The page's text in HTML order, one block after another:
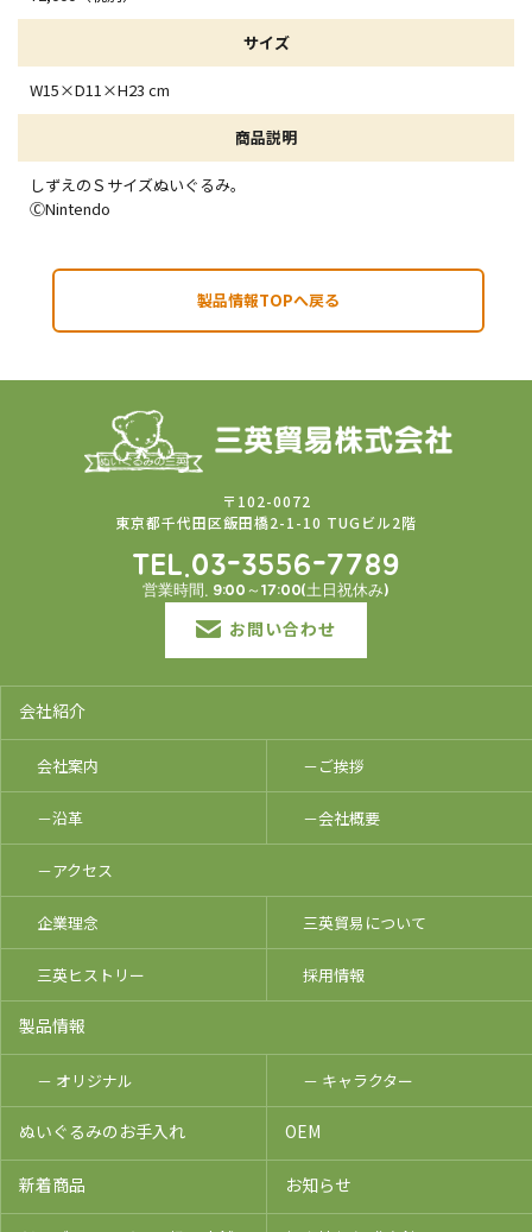
サイズ
W15×D11×H23 cm
商品説明
しずえのＳサイズぬいぐるみ。
ⒸNintendo
製品情報TOPへ戻る
〒102-0072
東京都千代田区飯田橋2-1-10 TUGビル2階
TEL.03-3556-7789
営業時間. 9:00～17:00(土日祝休み)
お問い合わせ
会社紹介
会社案内 －ご挨拶
－沿革 －会社概要
－アクセス
企業理念 三英貿易について
三英ヒストリー 採用情報
製品情報
－ オリジナル － キャラクター
ぬいぐるみのお手入れ OEM
新着商品 お知らせ